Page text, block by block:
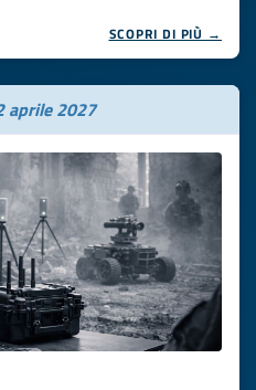
SCOPRI DI PIÙ →
aprile 2027